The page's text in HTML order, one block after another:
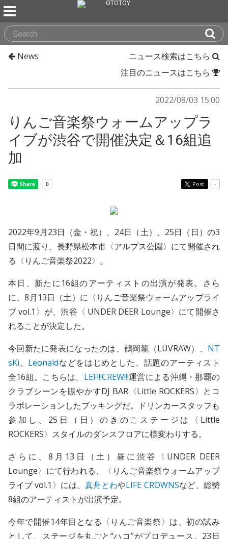
News
ニュース検索はこちら
注目のニュースはこちら
2022/08/03 15:00
りんご音楽祭ウォームアップラ
イブが渋谷で開催決定＆16組追
加
Post -
2022年9月23日（金・祝）、24日（土）、25日（日）の3
日間に渡り、長野県松本市〈アルプス公園〉にて開催され
る〈りんご音楽祭2022〉。
本日、新たに16組のアーティストの出演が発表。さら
に、8月13日（土）に〈りんご音楽祭ウォームアップライ
ブ vol.1〉が、渋谷〈 UNDER DEER Lounge〉にて開催さ
れることが決定した。
今回新たに発表になったのは、鶴岡龍（LUVRAW）、 NT
sKi、 Leonaldなどをはじめとした、話題のアーティスト
全16組。こちらは、 LEF!!!CREW!!!運営による沖縄・那覇の
クラブシーンを賑やかすDJ BAR〈Little ROCKERS〉とコ
ラボレーションしたブッキングだ。ドリンカースタッフも
参加し、25日（日）のきのこステージは〈Little
ROCKERS〉スタイルのダンスフロアに様変わりする。
さらに、8月13日（土）昼に渋谷〈UNDER DEER
Lounge〉にて行われる、〈りんご音楽祭ウォームアップ
ライブ vol.1〉には、 真舟とわやLIFE CROWNSなど、総勢
8組のアーティストが出演予定。
今年で開催14年目となる〈りんご音楽祭〉は、初の試み
として、ステージを丸ごと“ハコ”がプロデュース。23日